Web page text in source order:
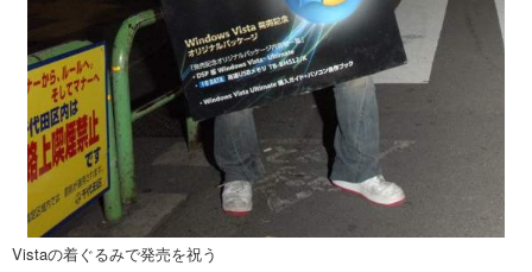
Vistaの着ぐるみで発売を祝う